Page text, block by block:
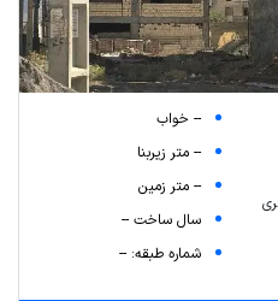
-- خواب
-- متر زیربنا
-- متر زمین
سال ساخت --
شماره طبقه: --